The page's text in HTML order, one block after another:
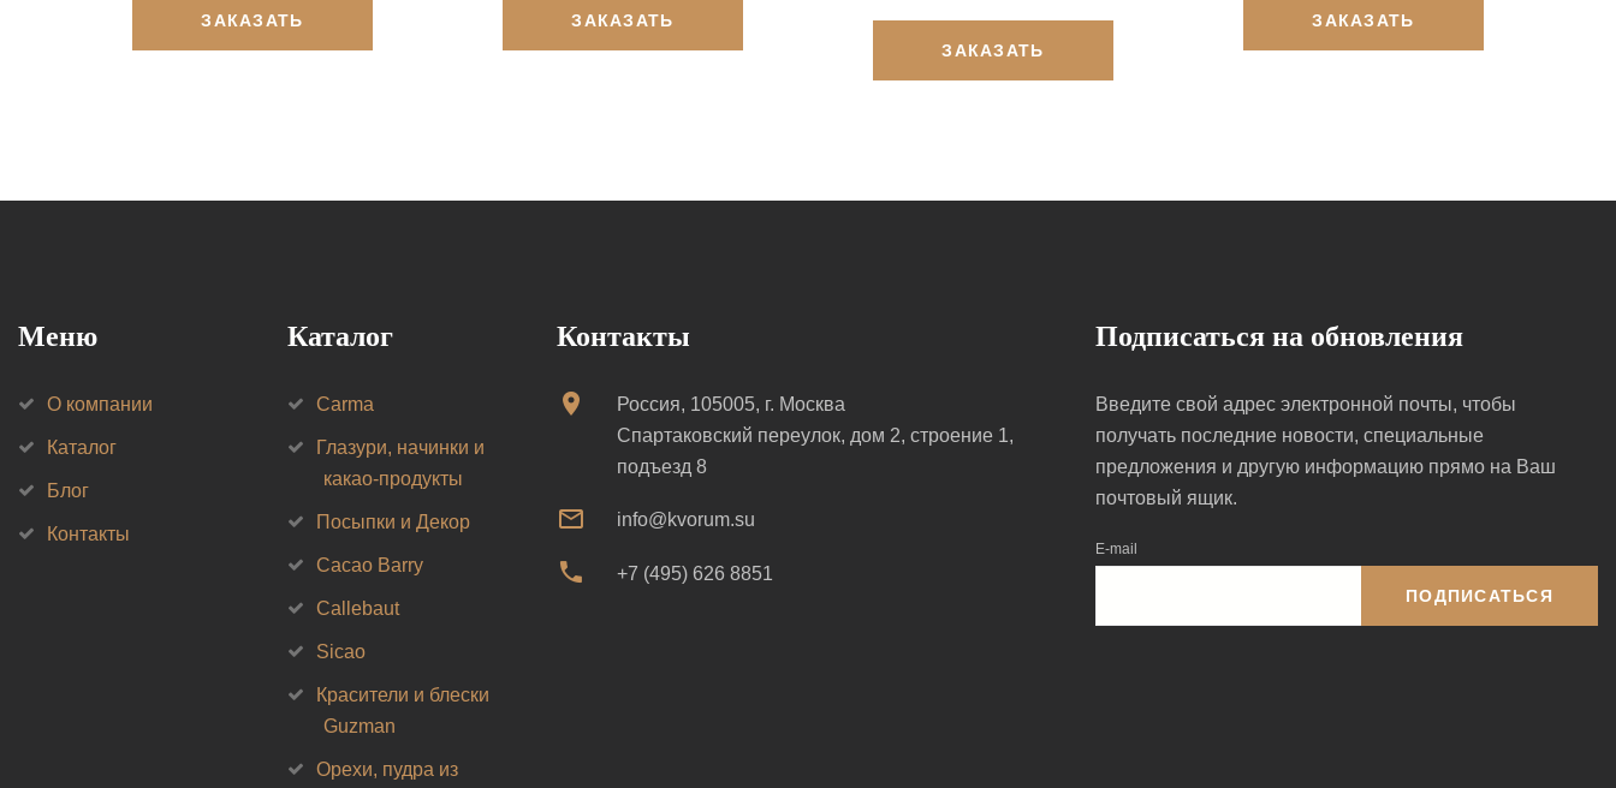
ЗАКАЗАТЬ ЗАКАЗАТЬ
ЗАКАЗАТЬ
ЗАКАЗАТЬ
Меню
О компании
Каталог
Блог
Контакты
Каталог
Carma
Глазури, начинки и
какао-продукты
Посыпки и Декор
Cacao Barry
Callebaut
Sicao
Красители и блески
Guzman
Орехи, пудра из
Контакты
Россия, 105005, г. Москва
Спартаковский переулок, дом 2, строение 1,
подъезд 8
info@kvorum.su
+7 (495) 626 8851
Подписаться на обновления
Введите свой адрес электронной почты, чтобы
получать последние новости, специальные
предложения и другую информацию прямо на Ваш
почтовый ящик.
E-mail
ПОДПИСАТЬСЯ